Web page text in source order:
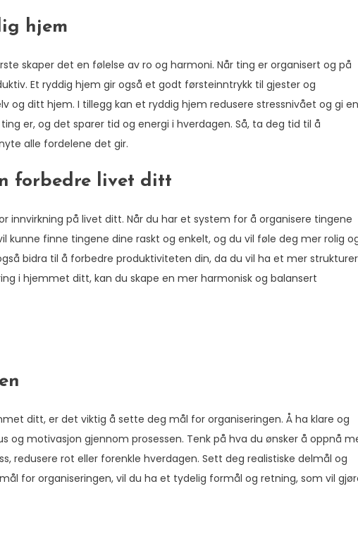
hjem
skaper det en følelse av ro og harmoni. Når ting er organisert og på
Et ryddig hjem gir også et godt førsteinntrykk til gjester og
og ditt hjem. I tillegg kan et ryddig hjem redusere stressnivået og gi en
er, og det sparer tid og energi i hverdagen. Så, ta deg tid til å
alle fordelene det gir.
forbedre livet ditt
innvirkning på livet ditt. Når du har et system for å organisere tingene
kunne finne tingene dine raskt og enkelt, og du vil føle deg mer rolig
bidra til å forbedre produktiviteten din, da du vil ha et mer
i hjemmet ditt, kan du skape en mer harmonisk og balansert
ditt, er det viktig å sette deg mål for organiseringen. Å ha klare og
og motivasjon gjennom prosessen. Tenk på hva du ønsker å oppnå
redusere rot eller forenkle hverdagen. Sett deg realistiske delmål og
for organiseringen, vil du ha et tydelig formål og retning, som vil